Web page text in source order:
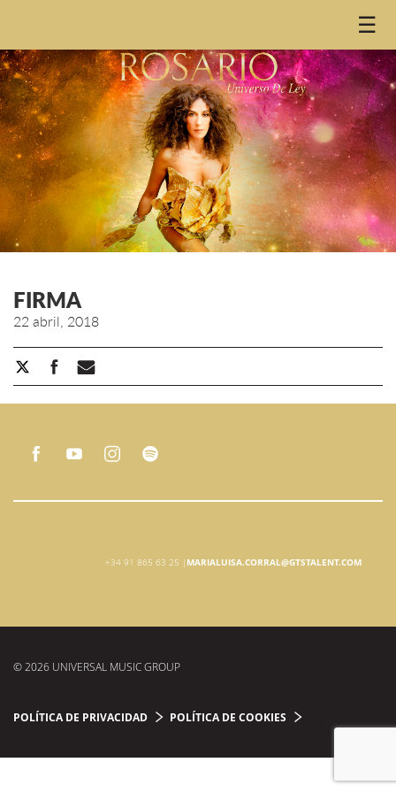
☰
FIRMA
22 abril, 2018
+34 91 865 63 25 | MARIALUISA.CORRAL@GTSTALENT.COM
© 2026 UNIVERSAL MUSIC GROUP
POLÍTICA DE PRIVACIDAD POLÍTICA DE COOKIES